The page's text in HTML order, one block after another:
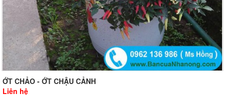
ỚT CHẢO - ỚT CHẬU CẢNH
Liên hệ